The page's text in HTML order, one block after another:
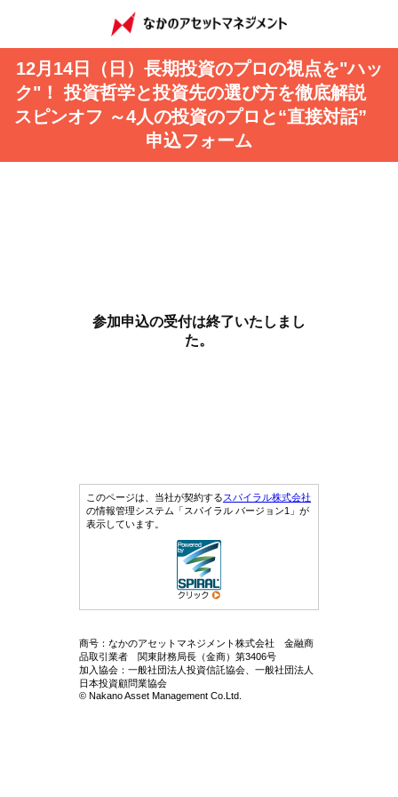
12月14日（日）長期投資のプロの視点を"ハッ
ク"！ 投資哲学と投資先の選び方を徹底解説
スピンオフ ～4人の投資のプロと“直接対話”
申込フォーム
参加申込の受付は終了いたしまし
た。
このページは、当社が契約するスパイラル株式会社
の情報管理システム「スパイラル バージョン1」が
表示しています。
商号：なかのアセットマネジメント株式会社 金融商
品取引業者 関東財務局長（金商）第3406号
加入協会：一般社団法人投資信託協会、一般社団法人
日本投資顧問業協会
© Nakano Asset Management Co.Ltd.